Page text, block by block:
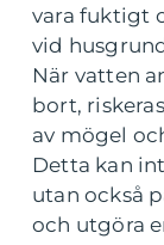
vara fuktigt
vid
När vatten
bort,
av mögel
Detta kan
utan också
och utgöra